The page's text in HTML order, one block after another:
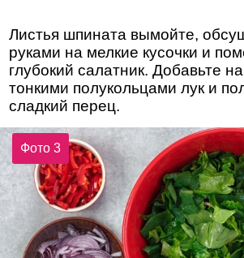
Листья шпината вымойте,
руками на мелкие кусочки и
глубокий салатник. Добавьте
тонкими полукольцами лук и
сладкий перец.
Фото 3